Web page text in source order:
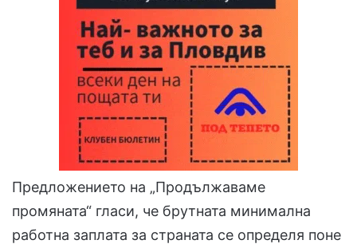
Предложението на „Продължаваме
промяната“ гласи, че брутната минимална
работна заплата за страната се определя поне